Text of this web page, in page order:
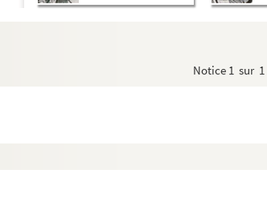
Notice 1 sur 1